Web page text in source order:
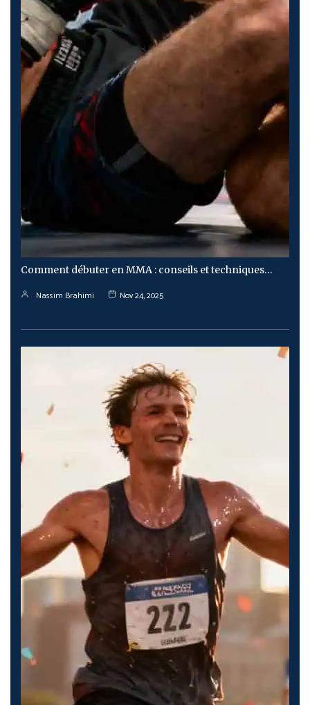
Comment débuter en MMA : conseils et techniques…
Nassim Brahimi Nov 24, 2025